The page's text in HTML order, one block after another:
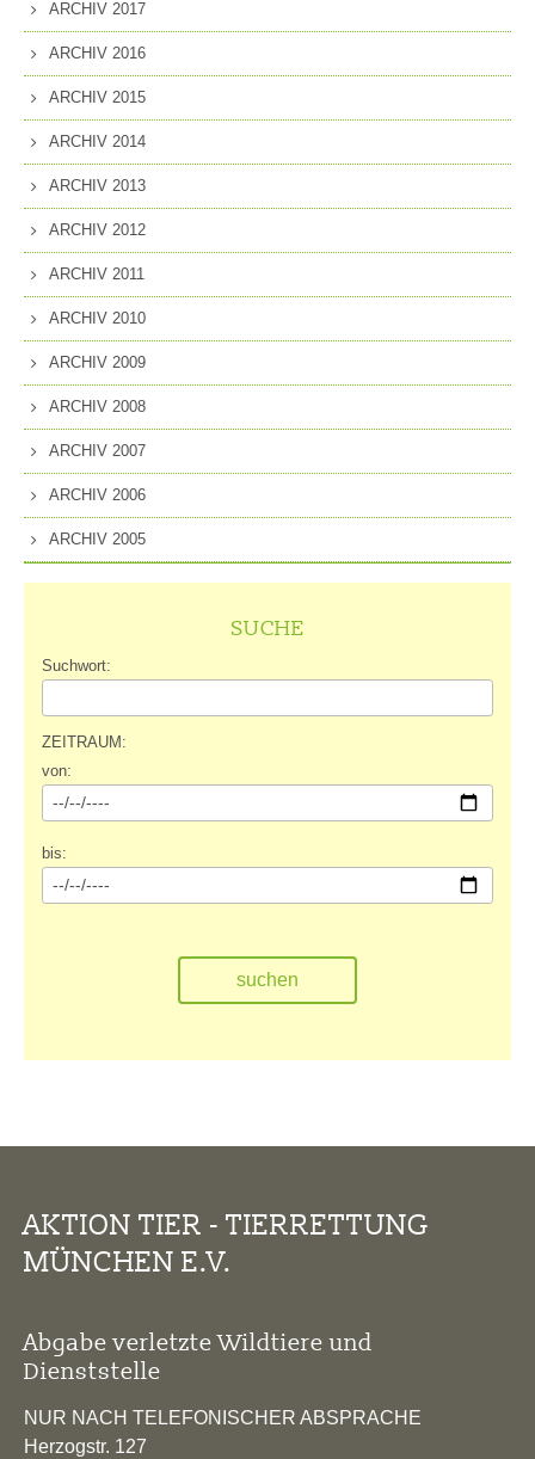
ARCHIV 2017
ARCHIV 2016
ARCHIV 2015
ARCHIV 2014
ARCHIV 2013
ARCHIV 2012
ARCHIV 2011
ARCHIV 2010
ARCHIV 2009
ARCHIV 2008
ARCHIV 2007
ARCHIV 2006
ARCHIV 2005
SUCHE
Suchwort:
ZEITRAUM:
von:
bis:
AKTION TIER - TIERRETTUNG
MÜNCHEN E.V.
Abgabe verletzte Wildtiere und
Dienststelle
NUR NACH TELEFONISCHER ABSPRACHE
Herzogstr. 127